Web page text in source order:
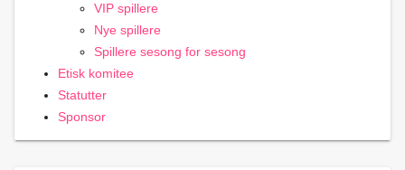
VIP spillere
Nye spillere
Spillere sesong for sesong
Etisk komitee
Statutter
Sponsor